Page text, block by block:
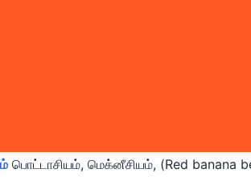
பொட்டாசியம், மெக்னீசியம், (Red banana